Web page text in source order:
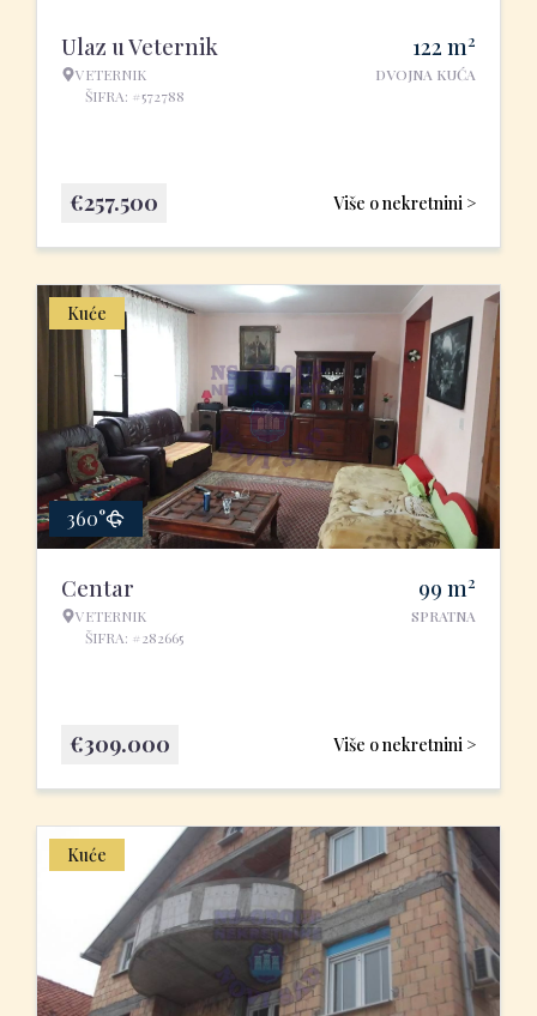
Ulaz u Veternik
VETERNIK
ŠIFRA: #572788
122 m2
DVOJNA KUĆA
Više o nekretnini >
€257.500
Kuće
360°
Centar
VETERNIK
ŠIFRA: #282665
99 m2
SPRATNA
Više o nekretnini >
€309.000
Kuće